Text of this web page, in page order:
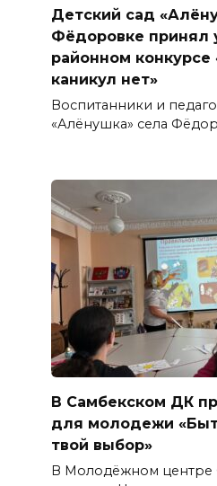
Детский сад
Фёдоровке принял
районном конкурсе
каникул нет»
Воспитанники и
«Алёнушка» села
В Самбекском ДК
для молодежи
твой выбор»
В Молодёжном центре